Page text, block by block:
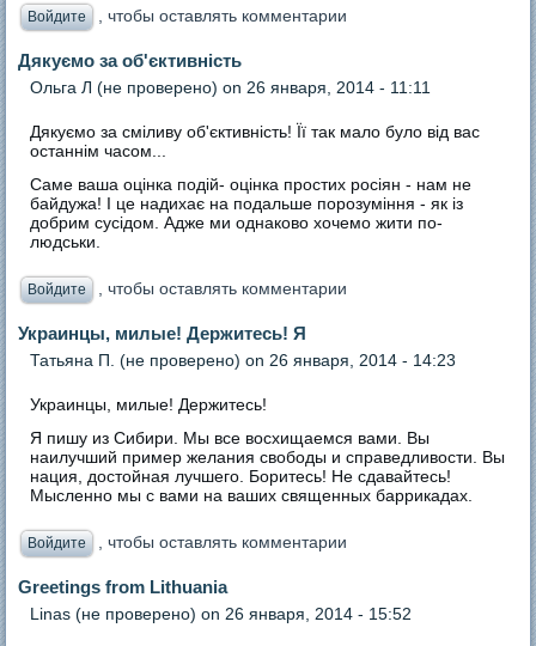
Войдите , чтобы оставлять комментарии
Дякуємо за об'єктивність
Ольга Л (не проверено) on 26 января, 2014 - 11:11
Дякуємо за сміливу об'єктивність! Її так мало було від вас
останнім часом...
Саме ваша оцінка подій- оцінка простих росіян - нам не
байдужа! І це надихає на подальше порозуміння - як із
добрим сусідом. Адже ми однаково хочемо жити по-
людськи.
Войдите , чтобы оставлять комментарии
Украинцы, милые! Держитесь! Я
Татьяна П. (не проверено) on 26 января, 2014 - 14:23
Украинцы, милые! Держитесь!
Я пишу из Сибири. Мы все восхищаемся вами. Вы
наилучший пример желания свободы и справедливости. Вы
нация, достойная лучшего. Боритесь! Не сдавайтесь!
Мысленно мы с вами на ваших священных баррикадах.
Войдите , чтобы оставлять комментарии
Greetings from Lithuania
Linas (не проверено) on 26 января, 2014 - 15:52